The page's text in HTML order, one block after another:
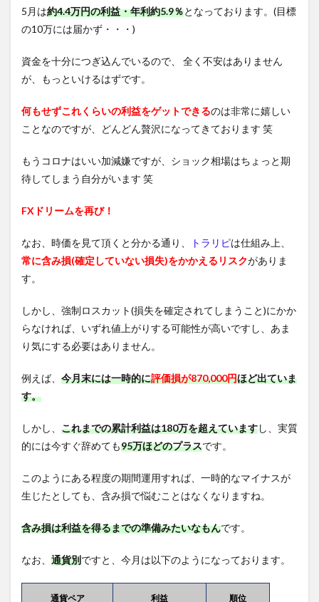
5月は約4.4万円の利益・年利約5.9％となっております。(目標
の10万には届かず・・・)
資金を十分につぎ込んでいるので、 全く不安はありません
が、もっといけるはずです。
何もせずこれくらいの利益をゲットできるのは非常に嬉しい
ことなのですが、どんどん贅沢になってきております 笑
もうコロナはいい加減嫌ですが、ショック相場はちょっと期
待してしまう自分がいます 笑
FXドリームを再び！
なお、時価を見て頂くと分かる通り、 トラリピは仕組み上、
常に含み損(確定していない損失)をかかえるリスクがありま
す。
しかし、強制ロスカット(損失を確定されてしまうこと)にかか
らなければ、いずれ値上がりする可能性が高いですし、あま
り気にする必要はありません。
例えば、 今月末には一時的に評価損が870,000円ほど出ていま
す。
しかし、 これまでの累計利益は180万を超えていますし、実質
的には今すぐ辞めても95万ほどのプラスです。
このようにある程度の期間運用すれば、一時的なマイナスが
生じたとしても、含み損で悩むことはなくなりますね。
含み損は利益を得るまでの準備みたいなもんです。
なお、 通貨別ですと、今月は以下のようになっております。
通貨ペア 利益 順位